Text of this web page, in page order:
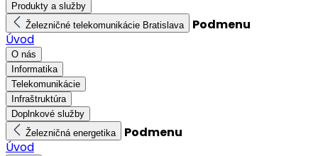
Produkty a služby
Železničné telekomunikácie Bratislava
Podmenu
Úvod
O nás
Informatika
Telekomunikácie
Infraštruktúra
Doplnkové služby
Železničná energetika
Podmenu
Úvod